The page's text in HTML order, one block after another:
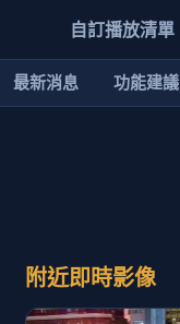
自訂播放清單
最新消息 功能建議
附近即時影像